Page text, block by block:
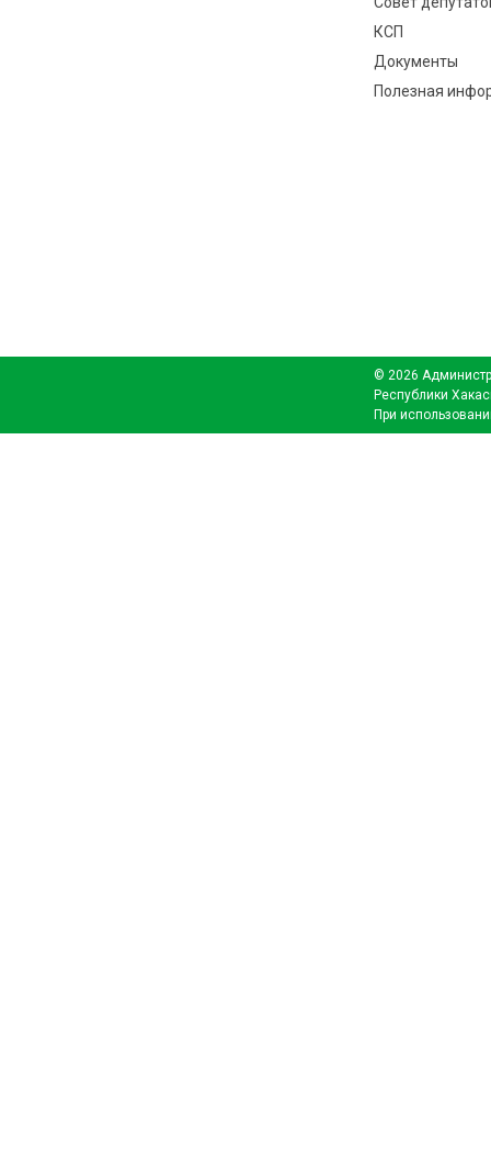
КСП
Документы
Полезная
© 2026
Республики
При